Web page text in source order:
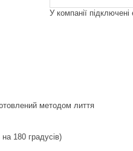
У компанії
методом лиття
180 градусів)